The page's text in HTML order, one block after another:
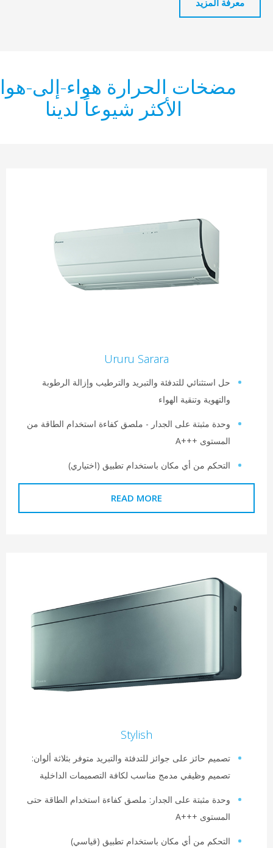
الحرارة هواء-إلى-هواء
الأكثر شيوعاً لدينا
Ururu Sarara
استثنائي للتدفئة والتبريد والترطيب وإزالة الرطوبة
وتنقية الهواء
مثبتة على الجدار - ملصق كفاءة استخدام الطاقة من
من أي مكان باستخدام تطبيق (اختياري)
READ MORE
حائز على جوائز للتدفئة والتبريد متوفر بثلاثة ألوان:
وظيفي مدمج مناسب لكافة التصميمات الداخلية
مثبتة على الجدار: ملصق كفاءة استخدام الطاقة حتى
من أي مكان باستخدام تطبيق (قياسي)